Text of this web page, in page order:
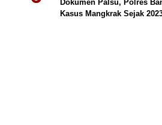
Dokumen Palsu, Polres
Kasus Mangkrak Sejak